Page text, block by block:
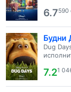
6.7590
Будни
Dug
7.21